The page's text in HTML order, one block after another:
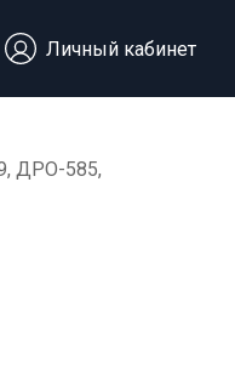
Личный кабинет
ДРО-585,